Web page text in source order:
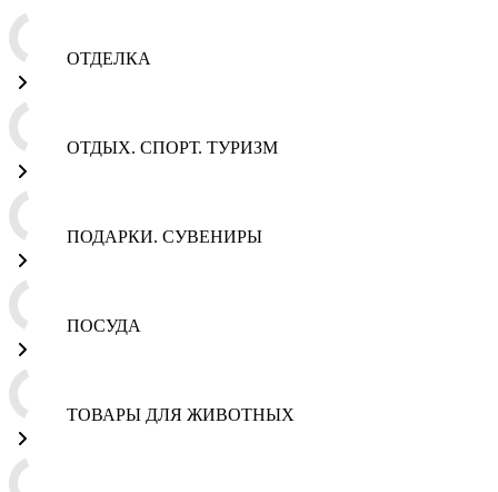
ОТДЕЛКА
ОТДЫХ. СПОРТ. ТУРИЗМ
ПОДАРКИ. СУВЕНИРЫ
ПОСУДА
ТОВАРЫ ДЛЯ ЖИВОТНЫХ